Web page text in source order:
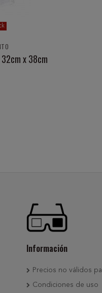
32cm x 38cm
Información
Precios no válidos
Condiciones de uso